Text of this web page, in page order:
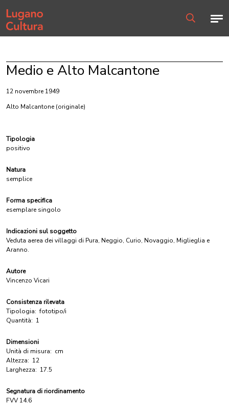
Home page
Medio e Alto Malcantone
12 novembre 1949
Alto Malcantone (originale)
Tipologia
positivo
Natura
semplice
Forma specifica
esemplare singolo
Indicazioni sul soggetto
Veduta aerea dei villaggi di Pura, Neggio, Curio, Novaggio, Miglieglia e
Aranno.
Autore
Vincenzo Vicari
Consistenza rilevata
Tipologia: fototipo/i
Quantità: 1
Dimensioni
Unità di misura: cm
Altezza: 12
Larghezza: 17.5
Segnatura di riordinamento
FVV 14.6